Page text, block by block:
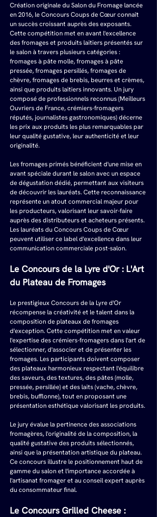
Création originale du Salon du Fromage lancée
en 2016, le Concours Coups de Cœur connaît
un succès croissant auprès des exposants.
Cette compétition met en avant l'excellence
des fromages et produits laitiers présentés sur
le salon à travers plusieurs catégories :
fromages à pâte molle, fromages à pâte
pressée, fromages persillés, fromages de
chèvre, fromages de brebis, beurres et crèmes,
ainsi que produits laitiers innovants. Un jury
composé de professionnels reconnus (Meilleurs
Ouvriers de France, crémiers-fromagers
réputés, journalistes gastronomiques) décerne
les prix aux produits les plus remarquables par
leur qualité gustative, leur authenticité et leur
originalité.
Les fromages primés bénéficient d'une mise en
avant spéciale durant le salon avec un espace
de dégustation dédié, permettant aux visiteurs
de découvrir les lauréats. Cette reconnaissance
représente un atout commercial majeur pour
les producteurs, valorisant leur savoir-faire
auprès des distributeurs et acheteurs présents.
Les lauréats du Concours Coups de Cœur
peuvent utiliser ce label d'excellence dans leur
communication commerciale post-salon.
Le Concours de la Lyre d'Or : L'Art
du Plateau de Fromages
Le prestigieux Concours de la Lyre d'Or
récompense la créativité et le talent dans la
composition de plateaux de fromages
d'exception. Cette compétition met en valeur
l'expertise des crémiers-fromagers dans l'art de
sélectionner, d'associer et de présenter les
fromages. Les participants doivent composer
des plateaux harmonieux respectant l'équilibre
des saveurs, des textures, des pâtes (molle,
pressée, persillée) et des laits (vache, chèvre,
brebis, bufflonne), tout en proposant une
présentation esthétique valorisant les produits.
Le jury évalue la pertinence des associations
fromagères, l'originalité de la composition, la
qualité gustative des produits sélectionnés,
ainsi que la présentation artistique du plateau.
Ce concours illustre le positionnement haut de
gamme du salon et l'importance accordée à
l'artisanat fromager et au conseil expert auprès
du consommateur final.
Le Concours Grilled Cheese :